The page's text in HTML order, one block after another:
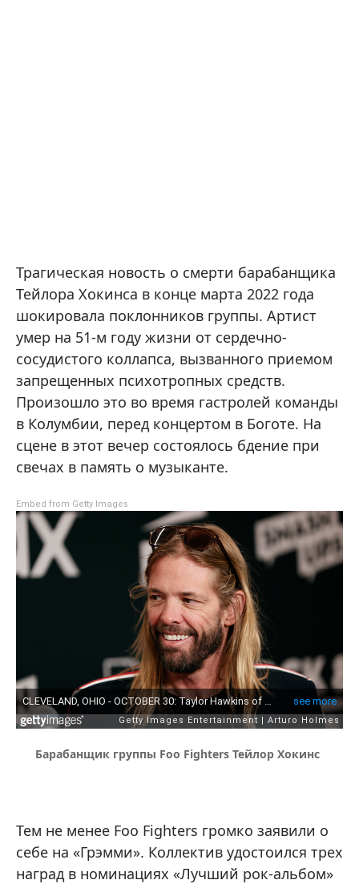
Трагическая новость о смерти барабанщика
Тейлора Хокинса в конце марта 2022 года
шокировала поклонников группы. Артист
умер на 51-м году жизни от сердечно-
сосудистого коллапса, вызванного приемом
запрещенных психотропных средств.
Произошло это во время гастролей команды
в Колумбии, перед концертом в Боготе. На
сцене в этот вечер состоялось бдение при
свечах в память о музыканте.
Embed from Getty Images
Барабанщик группы Foo Fighters Тейлор Хокинс
Тем не менее Foo Fighters громко заявили о
себе на «Грэмми». Коллектив удостоился трех
наград в номинациях «Лучший рок-альбом»